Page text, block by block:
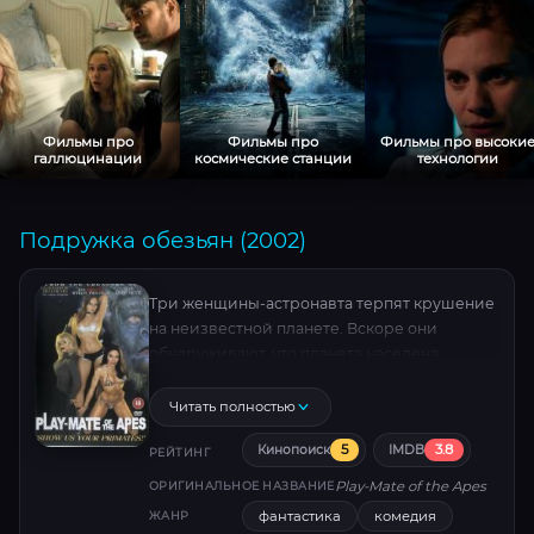
Фильмы про
галлюцинации
Фильмы про
космические станции
Фильмы про высокие
технологии
Подружка обезьян (2002)
Три женщины-астронавта терпят крушение
на неизвестной планете. Вскоре они
которыми правит злой генерал Лэйд
Читать полностью
РЕЙТИНГ Кинопоиск 5 IMDB 3.8
ОРИГИНАЛЬНОЕ НАЗВАНИЕPlay-Mate of the Apes
ЖАНР фантастика комедия